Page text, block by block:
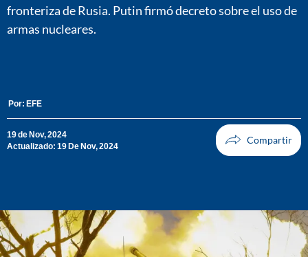
fronteriza de Rusia. Putin firmó decreto sobre el uso de
armas nucleares.
Por: EFE
19 de Nov, 2024
Actualizado: 19 De Nov, 2024